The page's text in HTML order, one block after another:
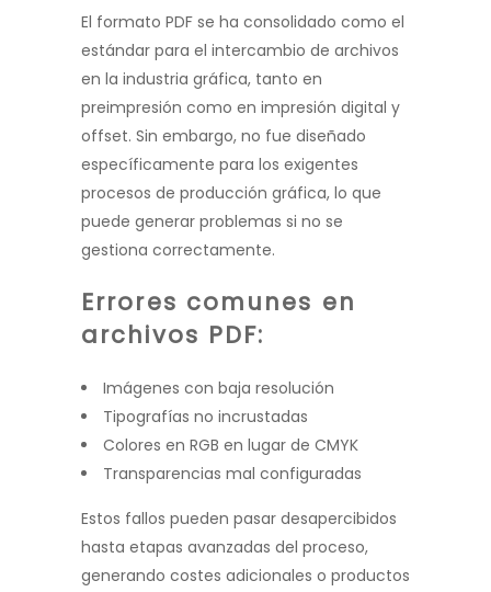
El formato PDF se ha consolidado como el
estándar para el intercambio de archivos
en la industria gráfica, tanto en
preimpresión como en impresión digital y
offset. Sin embargo, no fue diseñado
específicamente para los exigentes
procesos de producción gráfica, lo que
puede generar problemas si no se
gestiona correctamente.
Errores comunes en
archivos PDF:
Imágenes con baja resolución
Tipografías no incrustadas
Colores en RGB en lugar de CMYK
Transparencias mal configuradas
Estos fallos pueden pasar desapercibidos
hasta etapas avanzadas del proceso,
generando costes adicionales o productos